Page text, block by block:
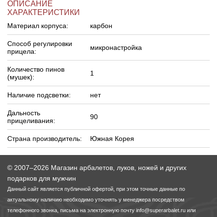
ОПИСАНИЕ
ХАРАКТЕРИСТИКИ
Материал корпуса: карбон
Способ регулировки
прицела:
микронастройка
Количество пинов
(мушек):
1
Наличие подсветки: нет
Дальность
прицеливания:
90
Страна производитель: Южная Корея
© 2007–2026 Магазин арбалетов, луков, ножей и других
подарков для мужчин
Данный сайт является публичной офертой, при этом точные данные по
актуальному наличию необходимо уточнять у менеджера посредством
телефонного звонка, письма на электронную почту info@superarbalet.ru или